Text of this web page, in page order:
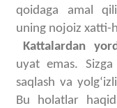
qoidaga amal
uning nojoiz xatti-
Kattalardan
uyat emas. Sizga
saqlash va
Bu holatlar